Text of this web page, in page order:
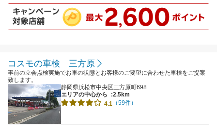
コスモの車検 三方原
事前の立会点検実施でお車の状態とお客様のご要望に合わせた車検をご提案
致します。
静岡県浜松市中央区三方原町698
エリアの中心から
:2.5km
4.1 （59件）